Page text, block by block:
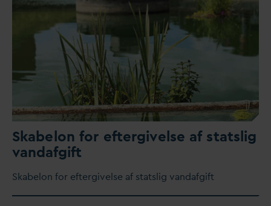
Skabelon for eftergivelse af statslig
vandafgift
Skabelon for eftergivelse af statslig vandafgift